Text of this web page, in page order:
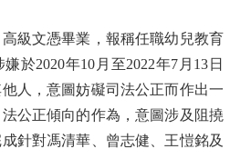
文憑畢業，報稱任職幼兒教育
於2020年10月至2022年7月13日
人，意圖妨礙司法公正而作出一
公正傾向的作為，意圖涉及阻撓
針對馮清華、曾志健、王愷銘及